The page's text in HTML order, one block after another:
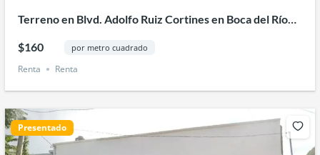
Terreno en Blvd. Adolfo Ruiz Cortines en Boca del Río
$160 por metro cuadrado
Renta Renta
Presentado